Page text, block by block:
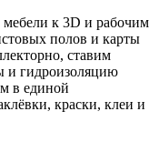
мебели к 3D и рабочим
полов и карты
ставим
и гидроизоляцию
в единой
краски, клеи и